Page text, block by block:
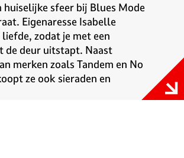
huiselijke sfeer bij Blues Mode
Eigenaresse Isabelle
zodat je met een
deur uitstapt. Naast
merken zoals Tandem en No
ze ook sieraden en